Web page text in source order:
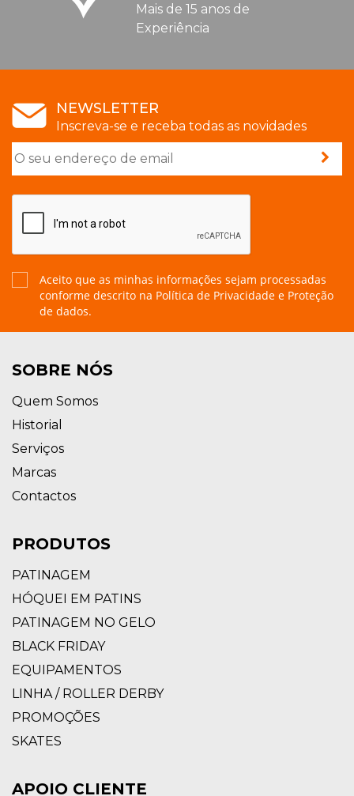
Mais de 15 anos de
Experiência
NEWSLETTER
Inscreva-se e receba todas as novidades
Aceito que as minhas informações sejam processadas
conforme descrito na Política de Privacidade e Proteção
de dados.
SOBRE NÓS
Quem Somos
Historial
Serviços
Marcas
Contactos
PRODUTOS
PATINAGEM
HÓQUEI EM PATINS
PATINAGEM NO GELO
BLACK FRIDAY
EQUIPAMENTOS
LINHA / ROLLER DERBY
PROMOÇÕES
SKATES
APOIO CLIENTE